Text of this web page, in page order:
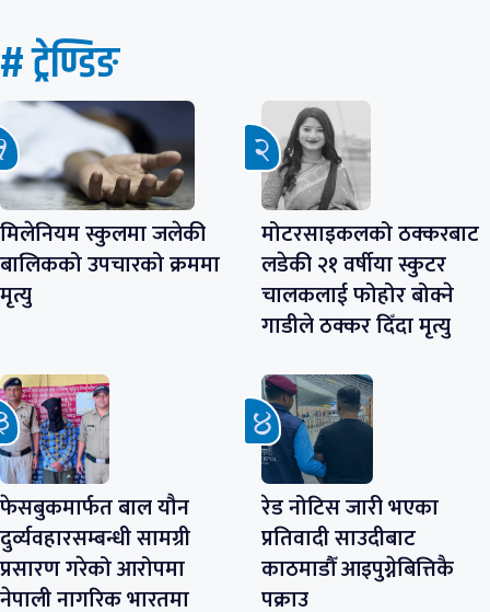
# ट्रेण्डिङ
मिलेनियम स्कुलमा जलेकी
बालिकको उपचारको क्रममा
मृत्यु
मोटरसाइकलको ठक्करबाट
लडेकी २१ वर्षीया स्कुटर
चालकलाई फोहोर बोक्ने
गाडीले ठक्कर दिँदा मृत्यु
फेसबुकमार्फत बाल यौन
दुर्व्यवहारसम्बन्धी सामग्री
प्रसारण गरेको आरोपमा
नेपाली नागरिक भारतमा
रेड नोटिस जारी भएका
प्रतिवादी साउदीबाट
काठमाडौँ आइपुग्नेबित्तिकै
पक्राउ